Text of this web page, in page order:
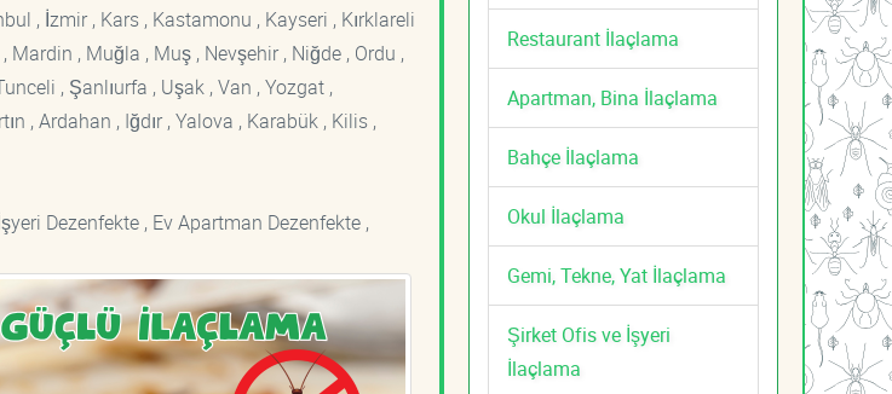
, İzmir , Kars , Kastamonu , Kayseri , Kırklareli
, Muğla , Muş , Nevşehir , Niğde , Ordu ,
, Şanlıurfa , Uşak , Van , Yozgat ,
, Ardahan , Iğdır , Yalova , Karabük , Kilis ,
Dezenfekte , Ev Apartman Dezenfekte ,
Restaurant İlaçlama
Apartman, Bina İlaçlama
Bahçe İlaçlama
Okul İlaçlama
Gemi, Tekne, Yat İlaçlama
Şirket Ofis ve İşyeri
İlaçlama